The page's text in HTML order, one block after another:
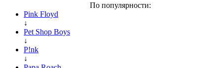
По популярности:
Pink Floyd
↓
Pet Shop Boys
↓
P!nk
↓